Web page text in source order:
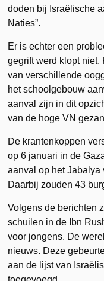
doden bij Israëlische
Naties”.
Er is echter een
gegrift werd klopt
van verschillende
het schoolgebouw
aanval zijn in dit
van de hoge VN
De krantenkoppen
op 6 januari in de
aanval op het
Daarbij zouden 43
Volgens de berichten
schuilen in de Ibn
voor jongens. De
nieuws. Deze
aan de lijst van